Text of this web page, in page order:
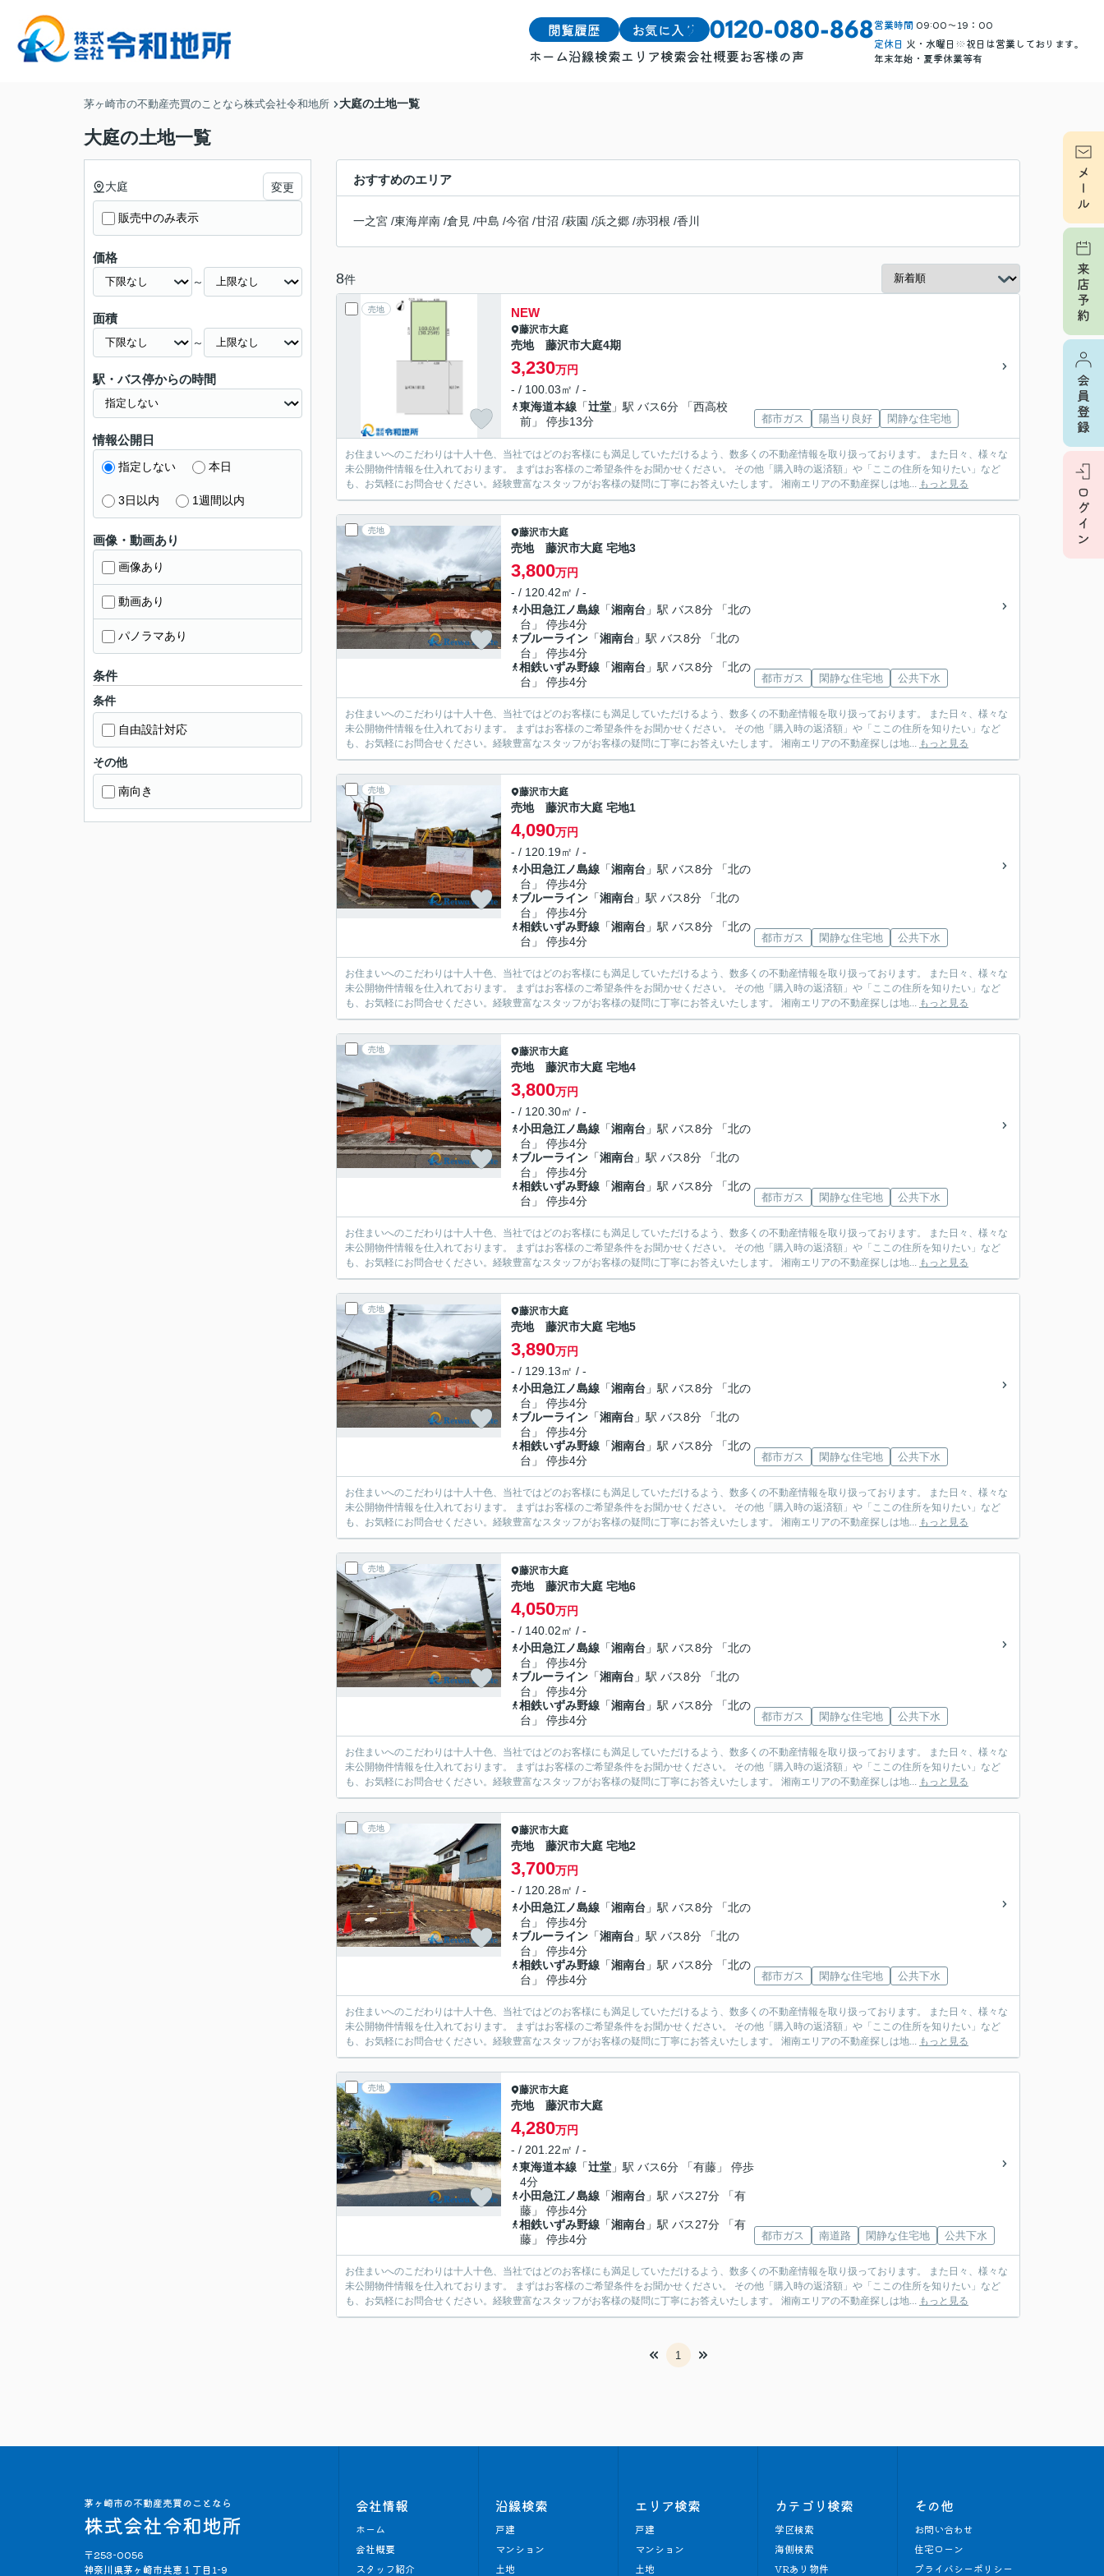
閲覧履歴 お気に入り 0120-080-868
ホーム沿線検索エリア検索会社概要お客様の声
営業時間 09:00～19：00
定休日 火・水曜日※祝日は営業しております。
年末年始・夏季休業等有
茅ヶ崎市の不動産売買のことなら株式会社令和地所 大庭の土地一覧
大庭の土地一覧
おすすめのエリア
一之宮 /東海岸南 /倉見 /中島 /今宿 /甘沼 /萩園 /浜之郷 /赤羽根 /香川
8件
売地 NEW
藤沢市大庭
売地 藤沢市大庭4期
3,230万円
- / 100.03㎡ / -
東海道本線 「辻堂 」駅 バス6分 「西高校
前」 停歩13分
都市ガス 陽当り良好 閑静な住宅地
お住まいへのこだわりは十人十色、当社ではどのお客様にも満足していただけるよう、数多くの不動産情報を取り扱っております。 また日々、様々な
未公開物件情報を仕入れております。 まずはお客様のご希望条件をお聞かせください。 その他「購入時の返済額」や「ここの住所を知りたい」など
も、お気軽にお問合せください。経験豊富なスタッフがお客様の疑問に丁寧にお答えいたします。 湘南エリアの不動産探しは地... もっと見る
売地 藤沢市大庭
売地 藤沢市大庭 宅地3
3,800万円
- / 120.42㎡ / -
小田急江ノ島線 「湘南台 」駅 バス8分 「北の
台」 停歩4分
ブルーライン 「湘南台 」駅 バス8分 「北の
台」 停歩4分
相鉄いずみ野線 「湘南台 」駅 バス8分 「北の
台」 停歩4分
都市ガス 閑静な住宅地 公共下水
お住まいへのこだわりは十人十色、当社ではどのお客様にも満足していただけるよう、数多くの不動産情報を取り扱っております。 また日々、様々な
未公開物件情報を仕入れております。 まずはお客様のご希望条件をお聞かせください。 その他「購入時の返済額」や「ここの住所を知りたい」など
も、お気軽にお問合せください。経験豊富なスタッフがお客様の疑問に丁寧にお答えいたします。 湘南エリアの不動産探しは地... もっと見る
売地 藤沢市大庭
売地 藤沢市大庭 宅地1
4,090万円
- / 120.19㎡ / -
小田急江ノ島線 「湘南台 」駅 バス8分 「北の
台」 停歩4分
ブルーライン 「湘南台 」駅 バス8分 「北の
台」 停歩4分
相鉄いずみ野線 「湘南台 」駅 バス8分 「北の
台」 停歩4分
都市ガス 閑静な住宅地 公共下水
お住まいへのこだわりは十人十色、当社ではどのお客様にも満足していただけるよう、数多くの不動産情報を取り扱っております。 また日々、様々な
未公開物件情報を仕入れております。 まずはお客様のご希望条件をお聞かせください。 その他「購入時の返済額」や「ここの住所を知りたい」など
も、お気軽にお問合せください。経験豊富なスタッフがお客様の疑問に丁寧にお答えいたします。 湘南エリアの不動産探しは地... もっと見る
売地 藤沢市大庭
売地 藤沢市大庭 宅地4
3,800万円
- / 120.30㎡ / -
小田急江ノ島線 「湘南台 」駅 バス8分 「北の
台」 停歩4分
ブルーライン 「湘南台 」駅 バス8分 「北の
台」 停歩4分
相鉄いずみ野線 「湘南台 」駅 バス8分 「北の
台」 停歩4分
都市ガス 閑静な住宅地 公共下水
お住まいへのこだわりは十人十色、当社ではどのお客様にも満足していただけるよう、数多くの不動産情報を取り扱っております。 また日々、様々な
未公開物件情報を仕入れております。 まずはお客様のご希望条件をお聞かせください。 その他「購入時の返済額」や「ここの住所を知りたい」など
も、お気軽にお問合せください。経験豊富なスタッフがお客様の疑問に丁寧にお答えいたします。 湘南エリアの不動産探しは地... もっと見る
売地 藤沢市大庭
売地 藤沢市大庭 宅地5
3,890万円
- / 129.13㎡ / -
小田急江ノ島線 「湘南台 」駅 バス8分 「北の
台」 停歩4分
ブルーライン 「湘南台 」駅 バス8分 「北の
台」 停歩4分
相鉄いずみ野線 「湘南台 」駅 バス8分 「北の
台」 停歩4分
都市ガス 閑静な住宅地 公共下水
お住まいへのこだわりは十人十色、当社ではどのお客様にも満足していただけるよう、数多くの不動産情報を取り扱っております。 また日々、様々な
未公開物件情報を仕入れております。 まずはお客様のご希望条件をお聞かせください。 その他「購入時の返済額」や「ここの住所を知りたい」など
も、お気軽にお問合せください。経験豊富なスタッフがお客様の疑問に丁寧にお答えいたします。 湘南エリアの不動産探しは地... もっと見る
売地 藤沢市大庭
売地 藤沢市大庭 宅地6
4,050万円
- / 140.02㎡ / -
小田急江ノ島線 「湘南台 」駅 バス8分 「北の
台」 停歩4分
ブルーライン 「湘南台 」駅 バス8分 「北の
台」 停歩4分
相鉄いずみ野線 「湘南台 」駅 バス8分 「北の
台」 停歩4分
都市ガス 閑静な住宅地 公共下水
お住まいへのこだわりは十人十色、当社ではどのお客様にも満足していただけるよう、数多くの不動産情報を取り扱っております。 また日々、様々な
未公開物件情報を仕入れております。 まずはお客様のご希望条件をお聞かせください。 その他「購入時の返済額」や「ここの住所を知りたい」など
も、お気軽にお問合せください。経験豊富なスタッフがお客様の疑問に丁寧にお答えいたします。 湘南エリアの不動産探しは地... もっと見る
売地 藤沢市大庭
売地 藤沢市大庭 宅地2
3,700万円
- / 120.28㎡ / -
小田急江ノ島線 「湘南台 」駅 バス8分 「北の
台」 停歩4分
ブルーライン 「湘南台 」駅 バス8分 「北の
台」 停歩4分
相鉄いずみ野線 「湘南台 」駅 バス8分 「北の
台」 停歩4分
都市ガス 閑静な住宅地 公共下水
お住まいへのこだわりは十人十色、当社ではどのお客様にも満足していただけるよう、数多くの不動産情報を取り扱っております。 また日々、様々な
未公開物件情報を仕入れております。 まずはお客様のご希望条件をお聞かせください。 その他「購入時の返済額」や「ここの住所を知りたい」など
も、お気軽にお問合せください。経験豊富なスタッフがお客様の疑問に丁寧にお答えいたします。 湘南エリアの不動産探しは地... もっと見る
売地 藤沢市大庭
売地 藤沢市大庭
4,280万円
- / 201.22㎡ / -
東海道本線 「辻堂 」駅 バス6分 「有藤」 停歩
4分
小田急江ノ島線 「湘南台 」駅 バス27分 「有
藤」 停歩4分
相鉄いずみ野線 「湘南台 」駅 バス27分 「有
藤」 停歩4分
都市ガス 南道路 閑静な住宅地 公共下水
お住まいへのこだわりは十人十色、当社ではどのお客様にも満足していただけるよう、数多くの不動産情報を取り扱っております。 また日々、様々な
未公開物件情報を仕入れております。 まずはお客様のご希望条件をお聞かせください。 その他「購入時の返済額」や「ここの住所を知りたい」など
も、お気軽にお問合せください。経験豊富なスタッフがお客様の疑問に丁寧にお答えいたします。 湘南エリアの不動産探しは地... もっと見る
1
大庭 変更
販売中のみ表示
価格
～
面積
～
駅・バス停からの時間
情報公開日
指定しない 本日
3日以内 1週間以内
画像・動画あり
画像あり
動画あり
パノラマあり
条件
条件
自由設計対応
その他
南向き
〒253-0056
神奈川県茅ヶ崎市共恵１丁目1-9
会社情報
ホーム
会社概要
スタッフ紹介
沿線検索
戸建
マンション
土地
エリア検索
戸建
マンション
土地
カテゴリ検索
学区検索
海側検索
VRあり物件
その他
お問い合わせ
住宅ローン
プライバシーポリシー